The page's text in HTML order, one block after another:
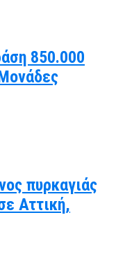
850.000
πυρκαγιάς
Αττική,